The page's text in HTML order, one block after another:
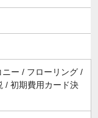
ー / フローリング /
/ 初期費用カード決